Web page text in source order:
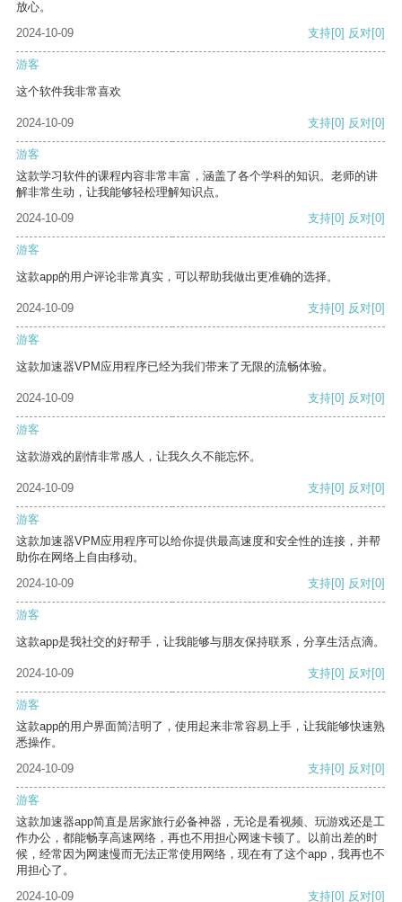
放心。
2024-10-09
支持[0] 反对[0]
游客
这个软件我非常喜欢
2024-10-09 支持[0] 反对[0]
游客
这款学习软件的课程内容非常丰富，涵盖了各个学科的知识。老师的讲
解非常生动，让我能够轻松理解知识点。
2024-10-09
支持[0] 反对[0]
游客
这款app的用户评论非常真实，可以帮助我做出更准确的选择。
2024-10-09 支持[0] 反对[0]
游客
这款加速器VPM应用程序已经为我们带来了无限的流畅体验。
2024-10-09 支持[0] 反对[0]
游客
这款游戏的剧情非常感人，让我久久不能忘怀。
2024-10-09 支持[0] 反对[0]
游客
这款加速器VPM应用程序可以给你提供最高速度和安全性的连接，并帮
助你在网络上自由移动。
2024-10-09
支持[0] 反对[0]
游客
这款app是我社交的好帮手，让我能够与朋友保持联系，分享生活点滴。
2024-10-09 支持[0] 反对[0]
游客
这款app的用户界面简洁明了，使用起来非常容易上手，让我能够快速熟
悉操作。
2024-10-09
支持[0] 反对[0]
游客
这款加速器app简直是居家旅行必备神器，无论是看视频、玩游戏还是工
作办公，都能畅享高速网络，再也不用担心网速卡顿了。以前出差的时
候，经常因为网速慢而无法正常使用网络，现在有了这个app，我再也不
用担心了。
2024-10-09
支持[0] 反对[0]